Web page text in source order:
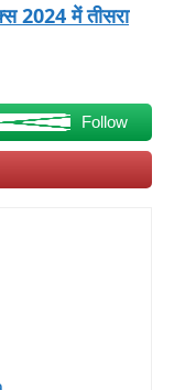
2024 में तीसरा
Follow